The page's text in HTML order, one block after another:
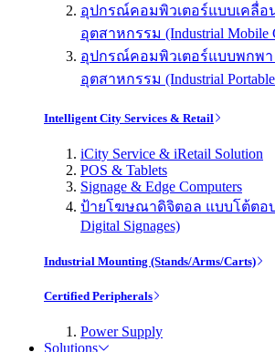
อุปกรณ์คอมพิวเตอร์แบบเคลื่อ
อุตสาหกรรม (Industrial Mobile
อุปกรณ์คอมพิวเตอร์แบบพกพา
อุตสาหกรรม (Industrial Portable
Intelligent City Services & Retail
iCity Service & iRetail Solution
POS & Tablets
Signage & Edge Computers
ป้ายโฆษณาดิจิตอล แบบโต้ตอบ
Digital Signages)
Industrial Mounting (Stands/Arms/Carts)
Certified Peripherals
Power Supply
Solutions